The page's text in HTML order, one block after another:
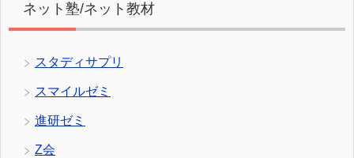
ネット塾/ネット教材
スタディサプリ
スマイルゼミ
進研ゼミ
Z会